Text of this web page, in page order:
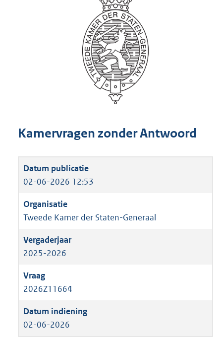
Kamervragen zonder Antwoord
02-06-2026 12:53
Tweede Kamer der Staten-Generaal
2025-2026
2026Z11664
02-06-2026